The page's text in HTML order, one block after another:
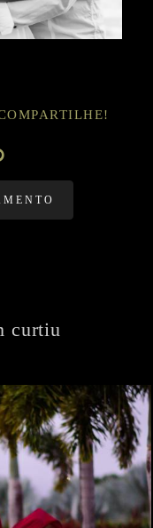
curtiu